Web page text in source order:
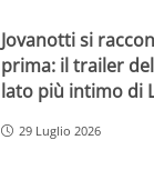
Jovanotti si
prima: il trailer
lato più intimo di
29 Luglio 2026